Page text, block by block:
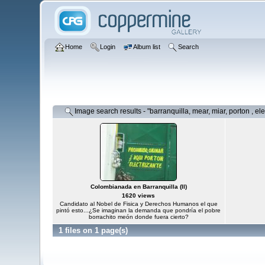
Home Login Album list Search
Image search results - "barranquilla, mear, miar, porton ,
Colombianada en Barranquilla (II)
1620 views
Candidato al Nobel de Fisica y Derechos Humanos el que
pintó esto...¿Se imaginan la demanda que pondría el pobre
borrachito meón donde fuera cierto?
1 files on 1 page(s)